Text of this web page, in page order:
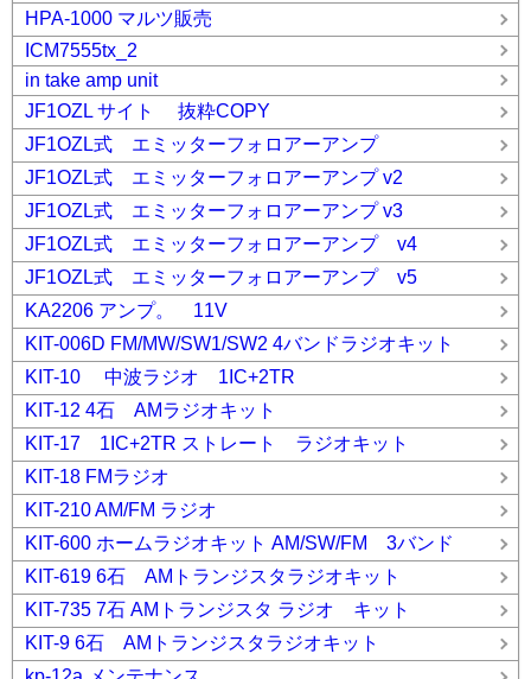
HPA-1000 マルツ販売
ICM7555tx_2
in take amp unit
JF1OZL サイト 抜粋COPY
JF1OZL式 エミッターフォロアーアンプ
JF1OZL式 エミッターフォロアーアンプ v2
JF1OZL式 エミッターフォロアーアンプ v3
JF1OZL式 エミッターフォロアーアンプ v4
JF1OZL式 エミッターフォロアーアンプ v5
KA2206 アンプ。 11V
KIT-006D FM/MW/SW1/SW2 4バンドラジオキット
KIT-10 中波ラジオ 1IC+2TR
KIT-12 4石 AMラジオキット
KIT-17 1IC+2TR ストレート ラジオキット
KIT-18 FMラジオ
KIT-210 AM/FM ラジオ
KIT-600 ホームラジオキット AM/SW/FM 3バンド
KIT-619 6石 AMトランジスタラジオキット
KIT-735 7石 AMトランジスタ ラジオ キット
KIT-9 6石 AMトランジスタラジオキット